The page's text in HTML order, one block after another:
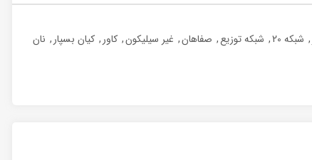
, شبکه 20 , شبکه توزیع, صفاهان, غیر سیلیکون, کاور, کیان بسپار, نان